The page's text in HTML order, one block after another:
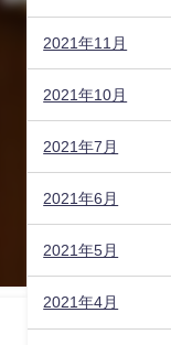
2021年11月
2021年10月
2021年7月
2021年6月
2021年5月
2021年4月